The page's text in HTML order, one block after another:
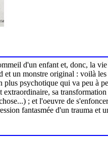
d'un enfant et, donc, la
un monstre original : voilà
plus psychotique qui va peu à
extraordinaire, sa
; et l'oeuvre de
fantasmée d'un trauma et